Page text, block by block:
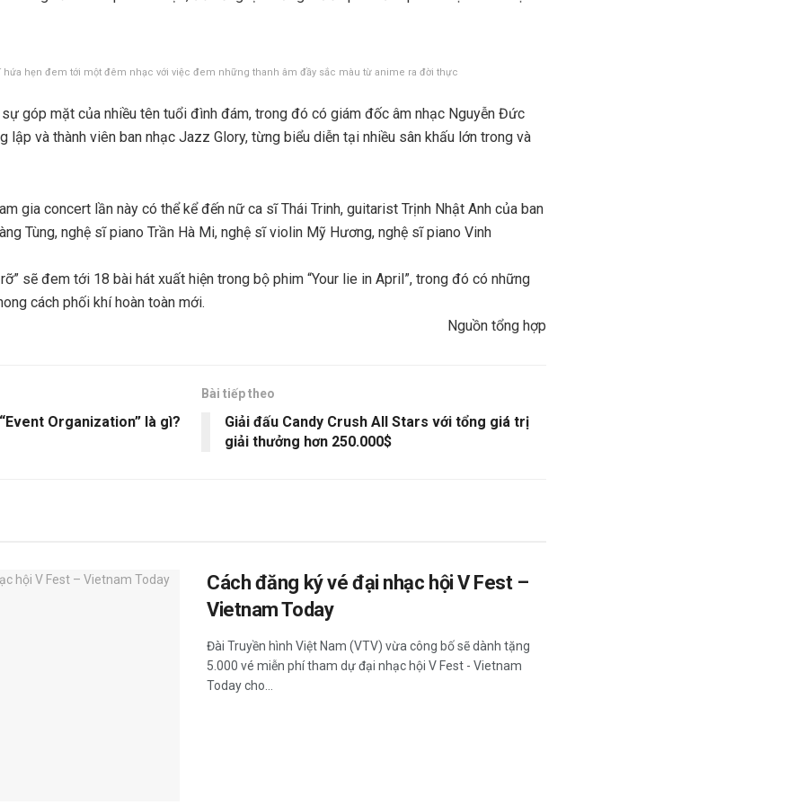
hứa hẹn đem tới một đêm nhạc với việc đem những thanh âm đầy sắc màu từ anime ra đời thực
góp mặt của nhiều tên tuổi đình đám, trong đó có giám đốc âm nhạc Nguyễn Đức
lập và thành viên ban nhạc Jazz Glory, từng biểu diễn tại nhiều sân khấu lớn trong và
gia concert lần này có thể kể đến nữ ca sĩ Thái Trinh, guitarist Trịnh Nhật Anh của ban
Tùng, nghệ sĩ piano Trần Hà Mi, nghệ sĩ violin Mỹ Hương, nghệ sĩ piano Vinh
sẽ đem tới 18 bài hát xuất hiện trong bộ phim “Your lie in April”, trong đó có những
cách phối khí hoàn toàn mới.
Nguồn tổng hợp
Organization” là gì?
Bài tiếp theo
Giải đấu Candy Crush All Stars với tổng giá trị
giải thưởng hơn 250.000$
Cách đăng ký vé đại nhạc hội V Fest –
Vietnam Today
Đài Truyền hình Việt Nam (VTV) vừa công bố sẽ dành tặng
5.000 vé miễn phí tham dự đại nhạc hội V Fest - Vietnam
Today cho...